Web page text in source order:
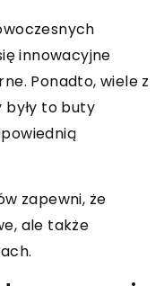
innowacyjne
Ponadto, wiele z
to buty
zapewni, że
ale także